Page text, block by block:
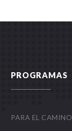
PROGRAMAS
PARA EL CAMINO